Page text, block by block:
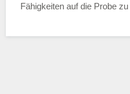
Fähigkeiten auf die Probe